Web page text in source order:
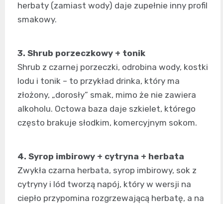
herbaty (zamiast wody) daje zupełnie inny profil
smakowy.
3. Shrub porzeczkowy + tonik
Shrub z czarnej porzeczki, odrobina wody, kostki
lodu i tonik – to przykład drinka, który ma
złożony, „dorosły” smak, mimo że nie zawiera
alkoholu. Octowa baza daje szkielet, którego
często brakuje słodkim, komercyjnym sokom.
4. Syrop imbirowy + cytryna + herbata
Zwykła czarna herbata, syrop imbirowy, sok z
cytryny i lód tworzą napój, który w wersji na
ciepło przypomina rozgrzewającą herbatę, a na